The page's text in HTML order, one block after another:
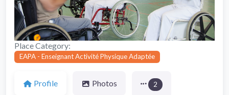
Place Category:
EAPA - Enseignant Activité Physique Adaptée
Profile Photos 2